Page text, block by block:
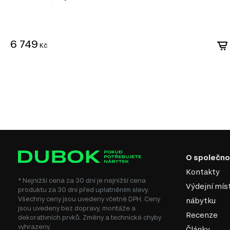
6 749 Kč
* Nejnižší cena za 30 dní je nejnižší cena
produktu za 30 dní před uplatněním slevy.
Všechny ceny jsou uvedeny včetně DPH. Ceny
jsou uvedeny bez dopravy, montáže a
dekorativních prvků. Změny a technické chyby
vyhrazeny.
O
Kontakty
Výdejní
nábytku
Recenze